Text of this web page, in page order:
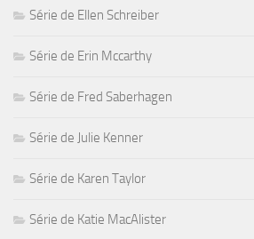
Série de Ellen Schreiber
Série de Erin Mccarthy
Série de Fred Saberhagen
Série de Julie Kenner
Série de Karen Taylor
Série de Katie MacAlister